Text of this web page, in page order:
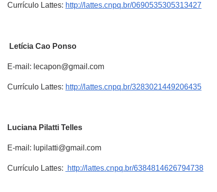
Currículo Lattes: http://lattes.cnpq.br/0690535305313427
Letícia Cao Ponso
E-mail: lecapon@gmail.com
Currículo Lattes: http://lattes.cnpq.br/3283021449206435
Luciana Pilatti Telles
E-mail: lupilatti@gmail.com
Currículo Lattes: http://lattes.cnpq.br/6384814626794738